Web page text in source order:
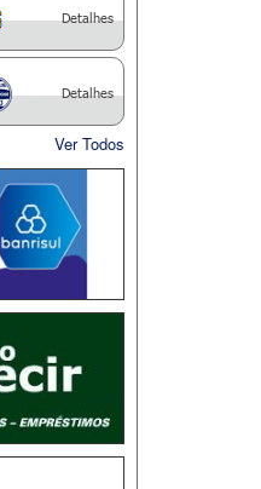
Detalhes
Detalhes
Ver Todos